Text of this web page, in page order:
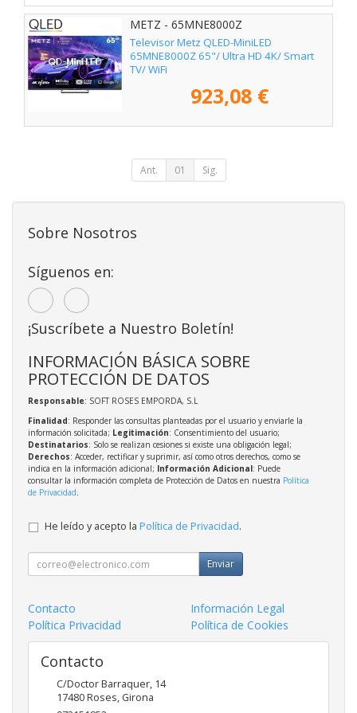
METZ - 65MNE8000Z
Televisor Metz QLED-MiniLED
65MNE8000Z 65"/ Ultra HD 4K/ Smart
TV/ WiFi
923,08 €
Ant. 01 Sig.
Sobre Nosotros
Síguenos en:
¡Suscríbete a Nuestro Boletín!
INFORMACIÓN BÁSICA SOBRE
PROTECCIÓN DE DATOS
Responsable: SOFT ROSES EMPORDA, S.L
Finalidad: Responder las consultas planteadas por el usuario y enviarle la
información solicitada; Legitimación: Consentimiento del usuario;
Destinatarios: Solo se realizan cesiones si existe una obligación legal;
Derechos: Acceder, rectificar y suprimir, así como otros derechos, como se
indica en la información adicional; Información Adicional: Puede
consultar la información completa de Protección de Datos en nuestra Política
de Privacidad.
He leído y acepto la Política de Privacidad.
Enviar
Contacto
Información Legal
Política Privacidad
Política de Cookies
Contacto
C/Doctor Barraquer, 14
17480Roses, Girona